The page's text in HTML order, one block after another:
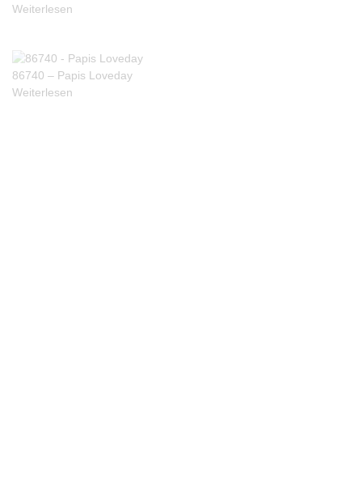
Weiterlesen
86740 – Papis Loveday
Weiterlesen